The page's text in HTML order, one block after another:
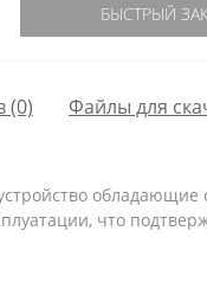
БЫСТРЫЙ
(0) Файлы для
что